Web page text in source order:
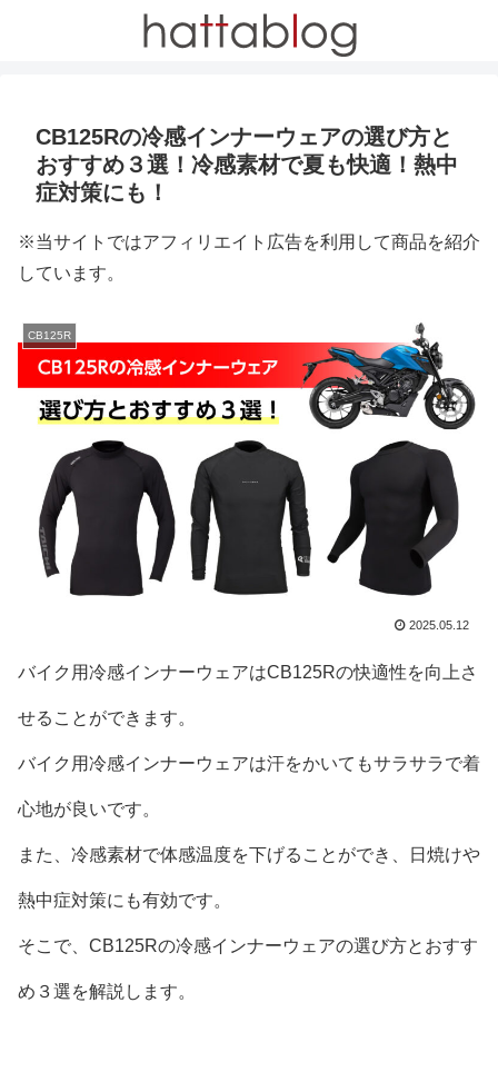
CB125Rの冷感インナーウェアの選び方と
おすすめ３選！冷感素材で夏も快適！熱中
症対策にも！
※当サイトではアフィリエイト広告を利用して商品を紹介
しています。
CB125R
2025.05.12
バイク用冷感インナーウェアはCB125Rの快適性を向上さ
せることができます。
バイク用冷感インナーウェアは汗をかいてもサラサラで着
心地が良いです。
また、冷感素材で体感温度を下げることができ、日焼けや
熱中症対策にも有効です。
そこで、CB125Rの冷感インナーウェアの選び方とおすす
め３選を解説します。